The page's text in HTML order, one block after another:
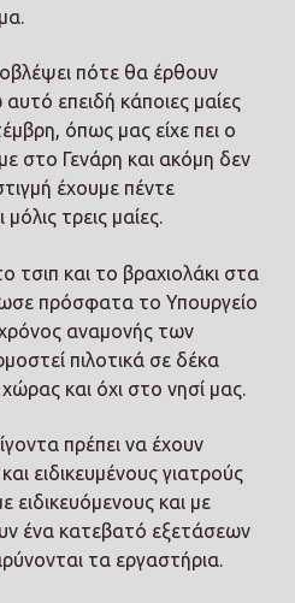
πότε θα έρθουν
επειδή κάποιες μαίες
όπως μας είχε πει ο
στο Γενάρη και ακόμη δεν
έχουμε πέντε
τρεις μαίες.
τσιπ και το βραχιολάκι στα
πρόσφατα το Υπουργείο
χρόνος αναμονής των
πιλοτικά σε δέκα
και όχι στο νησί μας.
πρέπει να έχουν
ειδικευμένους γιατρούς
ειδικευόμενους και με
ένα κατεβατό εξετάσεων
τα εργαστήρια.